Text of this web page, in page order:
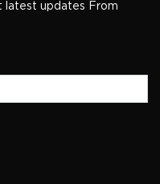
latest updates From